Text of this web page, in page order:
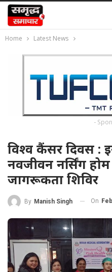
Home Latest News
-
विश्व कैंसर दिवस :
नवजीवन नर्सिंग
जागरूकता शिविर
By Manish Singh On